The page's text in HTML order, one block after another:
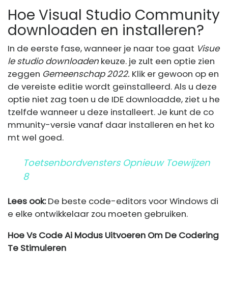
Hoe Visual Studio Community
downloaden en installeren?
In de eerste fase, wanneer je naar toe gaat Visue
le studio downloaden keuze. je zult een optie zien
zeggen Gemeenschap 2022. Klik er gewoon op en
de vereiste editie wordt geïnstalleerd. Als u deze
optie niet zag toen u de IDE downloadde, ziet u he
tzelfde wanneer u deze installeert. Je kunt de co
mmunity-versie vanaf daar installeren en het ko
mt wel goed.
Toetsenbordvensters Opnieuw Toewijzen
8
Lees ook:De beste code-editors voor Windows di
e elke ontwikkelaar zou moeten gebruiken.
Hoe Vs Code Ai Modus Uitvoeren Om De Codering
Te Stimuleren